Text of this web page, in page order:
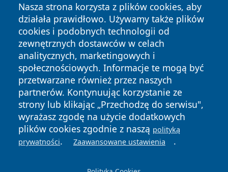
Nasza strona korzysta z plików cookies, aby
działała prawidłowo. Używamy także plików
cookies i podobnych technologii od
zewnętrznych dostawców w celach
analitycznych, marketingowych i
społecznościowych. Informacje te mogą być
przetwarzane również przez naszych
partnerów. Kontynuując korzystanie ze
strony lub klikając „Przechodzę do serwisu",
wyrażasz zgodę na użycie dodatkowych
plików cookies zgodnie z naszą polityką
prywatności. Zaawansowane ustawienia .
Copyright © 2026 wpruszkowie.pl Wszystkie prawa
zastrzeżone.
News Autorzy
Polityka
Prywatności
Polityka
Cookies